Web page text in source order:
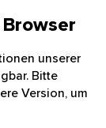
unserer
Bitte
Version, um